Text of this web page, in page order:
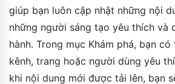
giúp bạn luôn cập nhật những nội
những người sáng tạo yêu thích và
hành. Trong mục Khám phá, bạn
kênh, trang hoặc người dùng yêu
khi nội dung mới được tải lên, bạn